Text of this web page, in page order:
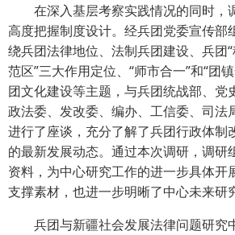
在深入基层考察实践情况的同时，
高度把握制度设计。经兵团党委宣传部
绕兵团法律地位、法制兵团建设、兵团
范区”三大作用定位、“师市合一”和“团
团文化建设等主题，与兵团统战部、党
政法委、发改委、编办、工信委、司法
进行了座谈，充分了解了兵团行政体制
的最新发展动态。通过本次调研，调研
资料，为中心研究工作的进一步具体开
支撑素材，也进一步明晰了中心未来研
兵团与新疆社会发展法律问题研究